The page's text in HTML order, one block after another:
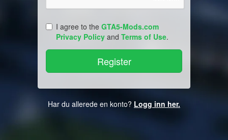
I agree to the GTA5-Mods.com
Privacy Policy and Terms of Use.
Har du allerede en konto? Logg inn her.